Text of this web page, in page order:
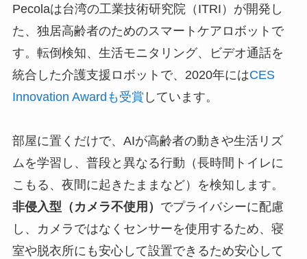
Pecolaは台湾の工業技術研究院（ITRI）が開発し
た、独居高齢者のためのスマートケアロボットで
す。転倒検知、生活モニタリング、ビデオ通話を
統合した介護支援ロボットで、2020年にはCES
Innovation Awardも受賞 しています。
部屋に置くだけで、AIが高齢者の動きや生活リズ
ムを学習し、普段と異なる行動（長時間トイレに
こもる、夜間に起きたままなど）を検知します。
非侵入型（カメラ不使用） でプライバシーに配慮
し、カメラではなくセンサーを使用するため、寝
室や脱衣所にも安心して設置できるため安心して